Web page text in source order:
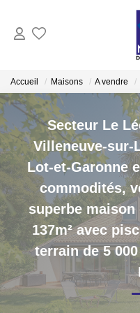
Accueil Maisons A vendre
Secteur Le
Villeneuve-sur-
Lot-et-Garonne
commodités,
superbe
137m² avec
terrain de 5